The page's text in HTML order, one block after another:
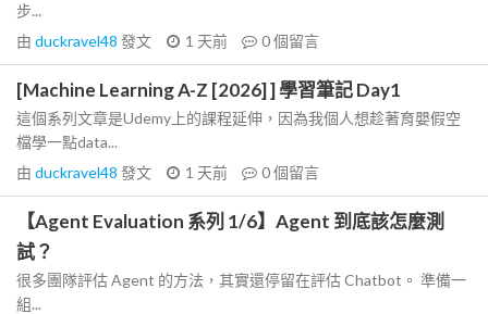
步...
由 duckravel48 發文 1 天前 0個留言
[Machine Learning A-Z [2026] ] 學習筆記 Day1
這個系列文章是Udemy上的課程延伸，因為我個人想趁著育嬰假空
檔學一點data...
由 duckravel48 發文 1 天前 0個留言
【Agent Evaluation 系列 1/6】Agent 到底該怎麼測
試？
很多團隊評估 Agent 的方法，其實還停留在評估 Chatbot。 準備一
組...